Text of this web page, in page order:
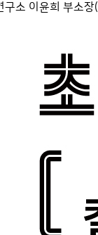
구소 이윤희 부소